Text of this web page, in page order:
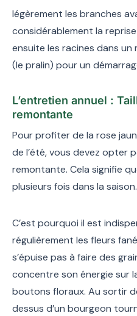
légèrement les branches
considérablement la
ensuite les racines dans un
(le pralin) pour un
L’entretien annuel :
remontante
Pour profiter de la rose
de l’été, vous devez opter
remontante. Cela signifie
plusieurs fois dans la saison.
C’est pourquoi il est
régulièrement les fleurs
s’épuise pas à faire des
concentre son énergie sur
boutons floraux. Au sortir
dessus d’un bourgeon